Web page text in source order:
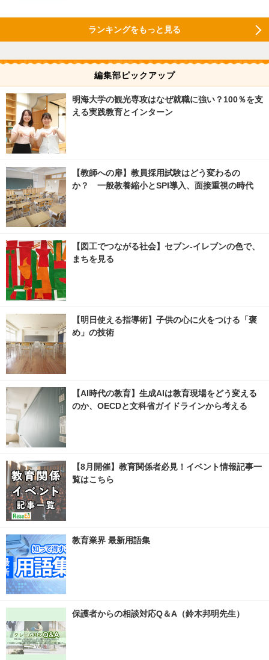
ランキングをもっと見る
編集部ピックアップ
明海大学の観光専攻はなぜ就職に強い？100％を支
える実践教育とインターン
【教師への扉】教員採用試験はどう変わるの
か？ 一般教養縮小とSPI導入、面接重視の時代
【図工でつながる社会】セブン‐イレブンの色で、
まちを見る
【明日使える指導術】子供の心に火をつける「褒
め」の技術
【AI時代の教育】生成AIは教育現場をどう変える
のか、OECDと文科省ガイドラインから考える
【8月開催】教育関係者必見！イベント情報記事一
覧はこちら
教育業界 最新用語集
保護者からの相談対応Q＆A（鈴木邦明先生）